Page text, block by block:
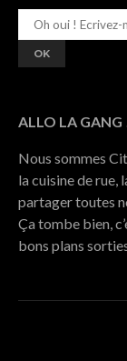
ALLO LA GANG
Nous sommes
la cuisine de rue,
partager toutes
Ça tombe bien,
bons plans